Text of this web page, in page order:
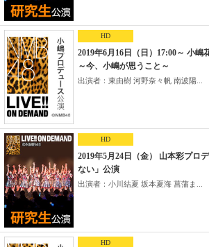
HD
2019年6月16日（日）17:00～ 小
～今、小嶋が思うこと～
出演者：東由樹 河野奈々帆 南波陽...
HD
2019年5月24日（金） 山本彩プロ
ない」公演
出演者：小川結夏 坂本夏海 菖蒲ま...
HD